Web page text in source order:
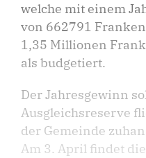
welche mit einem
von 662791
1,35 Millionen
als budgetiert.
Der Jahresgewinn
Ausgleichsreserve
der Gemeinde
Am 3. April findet